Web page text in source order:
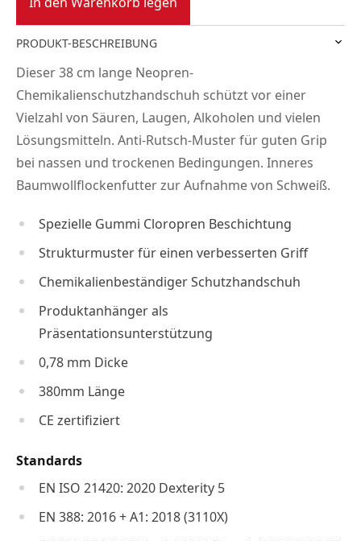
PRODUKT-BESCHREIBUNG
Dieser 38 cm lange Neopren-
Chemikalienschutzhandschuh schützt vor einer
Vielzahl von Säuren, Laugen, Alkoholen und vielen
Lösungsmitteln. Anti-Rutsch-Muster für guten Grip
bei nassen und trockenen Bedingungen. Inneres
Baumwollflockenfutter zur Aufnahme von Schweiß.
Spezielle Gummi Cloropren Beschichtung
Strukturmuster für einen verbesserten Griff
Chemikalienbeständiger Schutzhandschuh
Produktanhänger als
Präsentationsunterstützung
0,78 mm Dicke
380mm Länge
CE zertifiziert
Standards
EN ISO 21420: 2020 Dexterity 5
EN 388: 2016 + A1: 2018 (3110X)